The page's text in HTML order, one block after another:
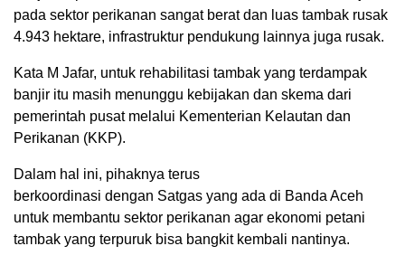
pada sektor perikanan sangat berat dan luas tambak rusak
4.943 hektare, infrastruktur pendukung lainnya juga rusak.
Kata M Jafar, untuk rehabilitasi tambak yang terdampak
banjir itu masih menunggu kebijakan dan skema dari
pemerintah pusat melalui Kementerian Kelautan dan
Perikanan (KKP).
Dalam hal ini, pihaknya terus
berkoordinasi dengan Satgas yang ada di Banda Aceh
untuk membantu sektor perikanan agar ekonomi petani
tambak yang terpuruk bisa bangkit kembali nantinya.